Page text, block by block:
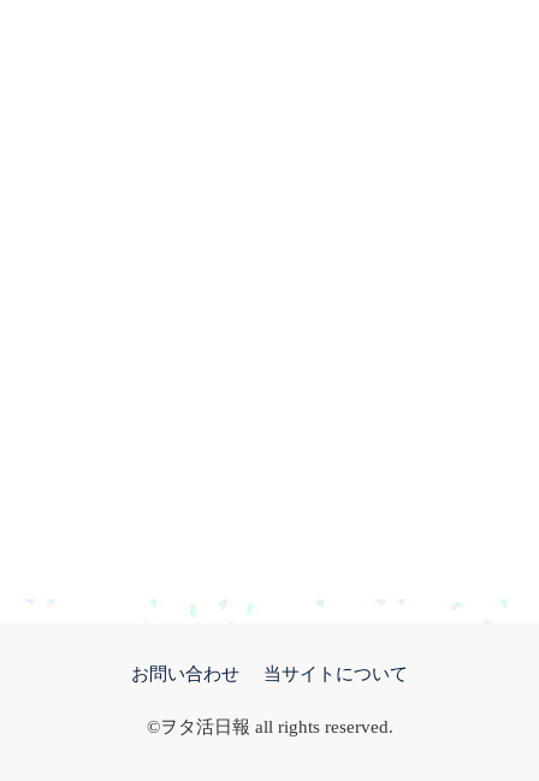
お問い合わせ 当サイトについて
©ヲタ活日報 all rights reserved.